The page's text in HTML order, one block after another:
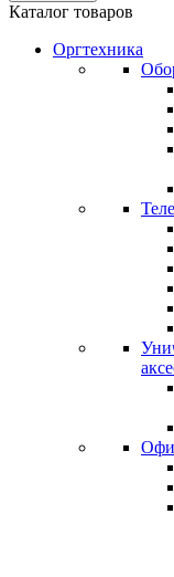
Каталог товаров
Оргтехника